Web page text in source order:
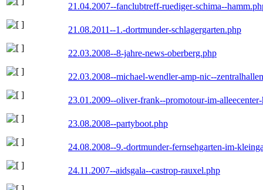
21.04.2007--fanclubtreff-ruediger-schima--
21.08.2011--1.-dortmunder-schlagergarten.php
22.03.2008--8-jahre-news-oberberg.php
22.03.2008--michael-wendler-amp-nic--
23.01.2009--oliver-frank--promotour-im-
23.08.2008--partyboot.php
24.08.2008--9.-dortmunder-fernsehgarten-im-
24.11.2007--aidsgala--castrop-rauxel.php